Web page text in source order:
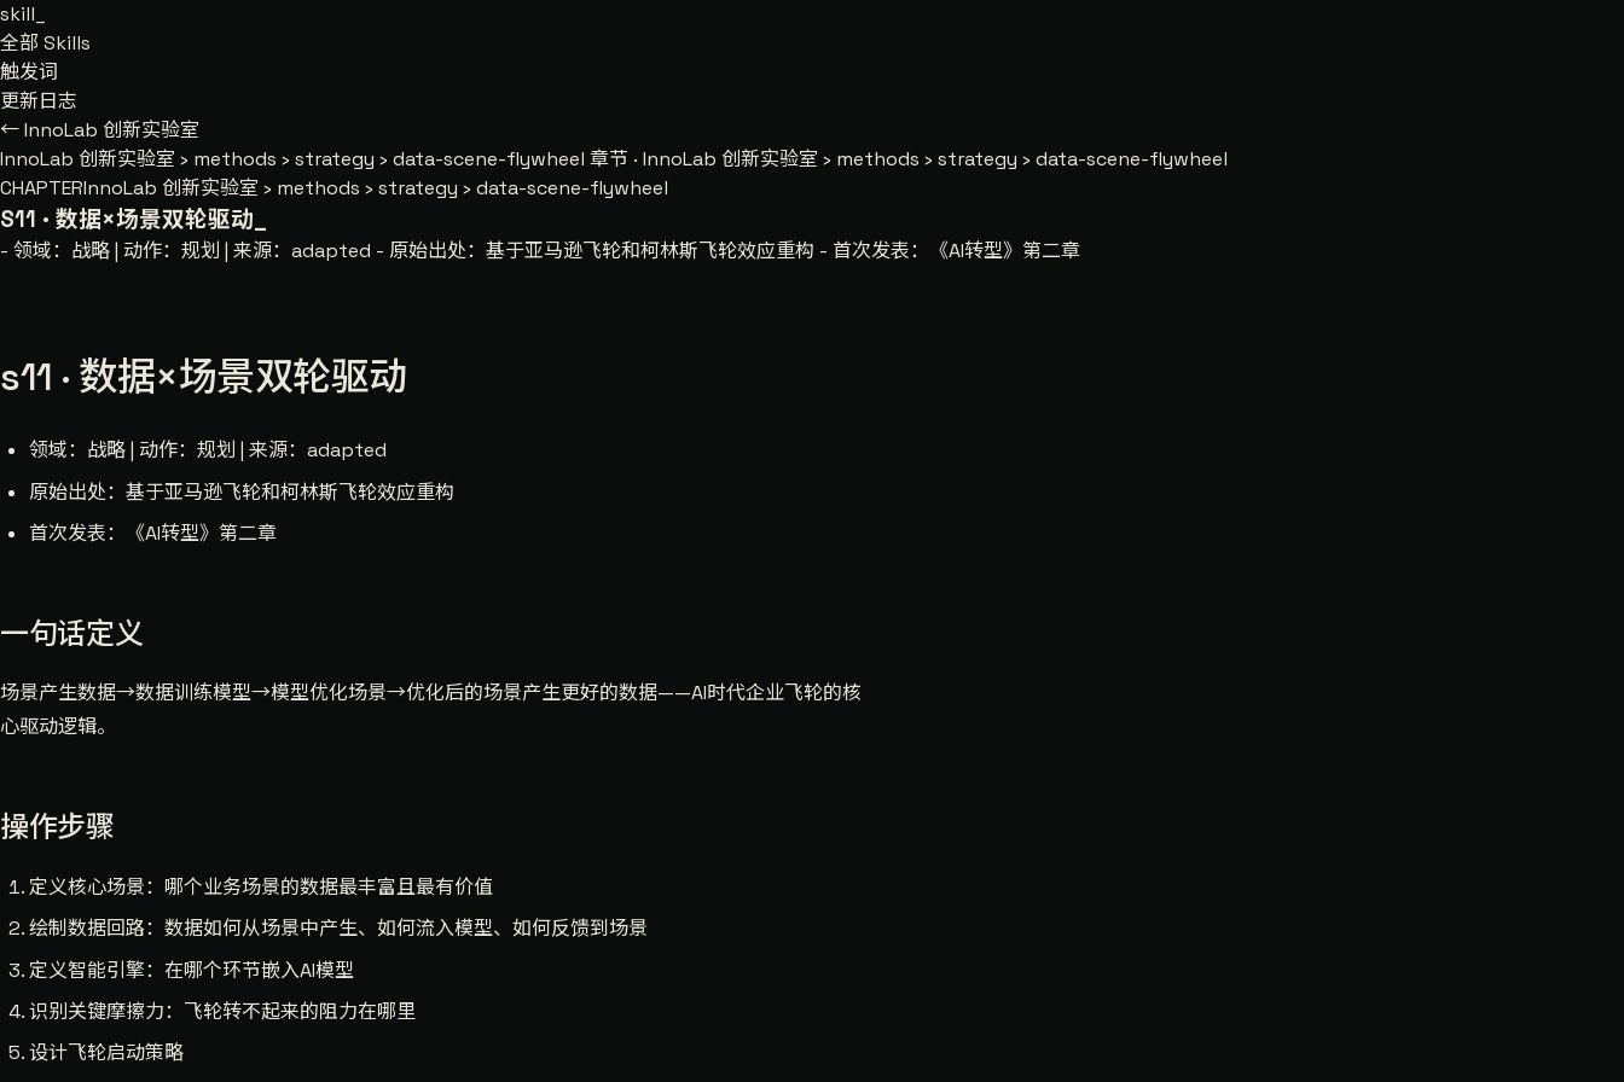
skill
全部 Skills
触发词
更新日志
← InnoLab 创新实验室
InnoLab 创新实验室 › methods › strategy › data-scene-flywheel 章节 · InnoLab 创新实验室 › methods › strategy › data-scene-flywheel
CHAPTERInnoLab 创新实验室 › methods › strategy › data-scene-flywheel
S11 · 数据×场景双轮驱动
- 领域：战略 | 动作：规划 | 来源：adapted - 原始出处：基于亚马逊飞轮和柯林斯飞轮效应重构 - 首次发表：《AI转型》第二章
s11 · 数据×场景双轮驱动
领域：战略 | 动作：规划 | 来源：adapted
原始出处：基于亚马逊飞轮和柯林斯飞轮效应重构
首次发表：《AI转型》第二章
一句话定义
场景产生数据→数据训练模型→模型优化场景→优化后的场景产生更好的数据——AI时代企业飞轮的核
心驱动逻辑。
操作步骤
定义核心场景：哪个业务场景的数据最丰富且最有价值
绘制数据回路：数据如何从场景中产生、如何流入模型、如何反馈到场景
定义智能引擎：在哪个环节嵌入AI模型
识别关键摩擦力：飞轮转不起来的阻力在哪里
设计飞轮启动策略